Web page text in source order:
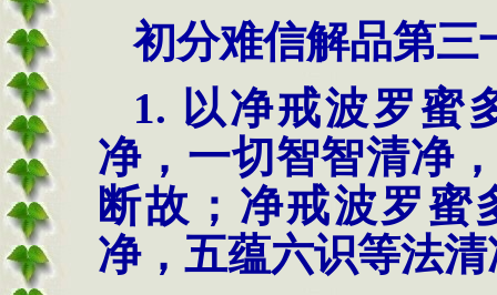
初分难信解品第三
1. 以净戒波罗蜜
净，一切智智清净
断故 ； 净戒波罗蜜
净，五蕴六识等法